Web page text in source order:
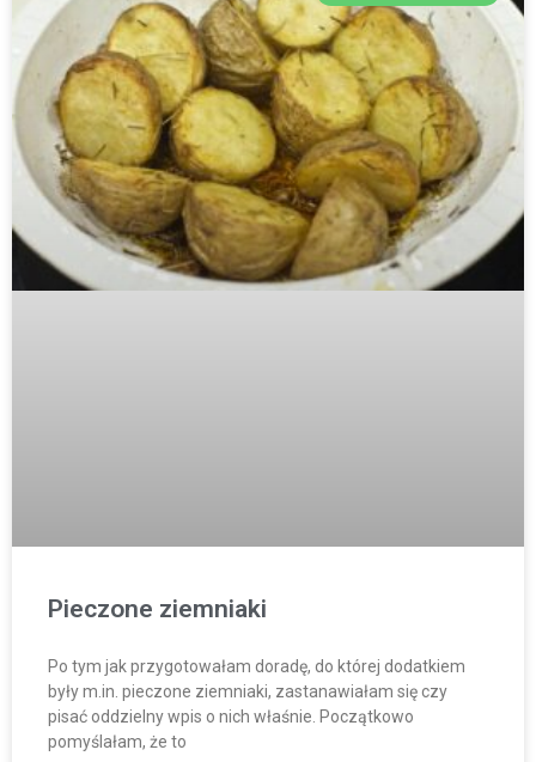
Pieczone ziemniaki
Po tym jak przygotowałam doradę, do której dodatkiem
były m.in. pieczone ziemniaki, zastanawiałam się czy
pisać oddzielny wpis o nich właśnie. Początkowo
pomyślałam, że to